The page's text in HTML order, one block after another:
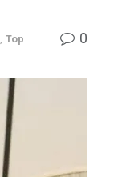
, Top 0